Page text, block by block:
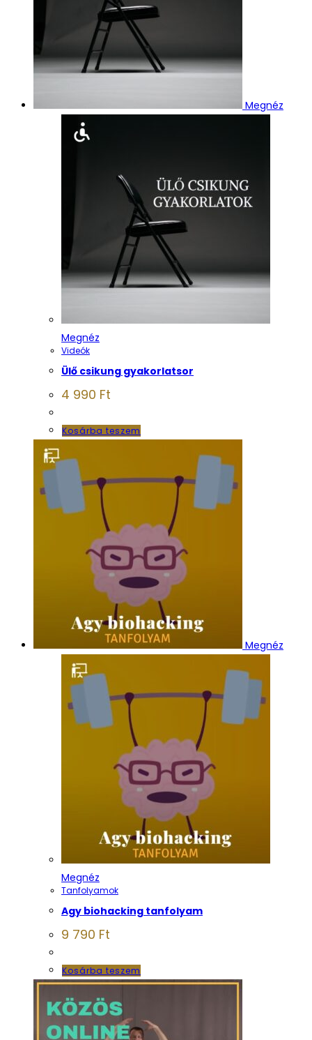
Megnéz
Megnéz
Videók
Ülő csikung gyakorlatsor
4 990 Ft
Kosárba teszem
Megnéz
Megnéz
Tanfolyamok
Agy biohacking tanfolyam
9 790 Ft
Kosárba teszem